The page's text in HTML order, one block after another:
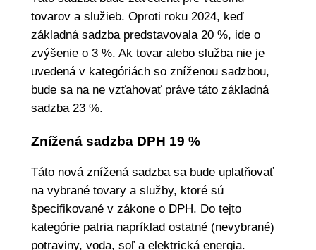
tovarov a služieb. Oproti roku 2024, keď
základná sadzba predstavovala 20 %, ide o
zvýšenie o 3 %. Ak tovar alebo služba nie je
uvedená v kategóriách so zníženou sadzbou,
bude sa na ne vzťahovať práve táto základná
sadzba 23 %.
Znížená sadzba DPH 19 %
Táto nová znížená sadzba sa bude uplatňovať
na vybrané tovary a služby, ktoré sú
špecifikované v zákone o DPH. Do tejto
kategórie patria napríklad ostatné (nevybrané)
potraviny, voda, soľ a elektrická energia.